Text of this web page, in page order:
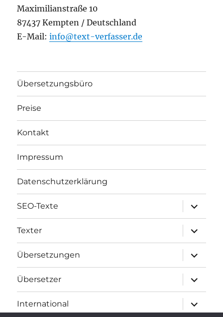
Maximilianstraße 10
87437 Kempten / Deutschland
E-Mail:info@text-verfasser.de
Übersetzungsbüro
Preise
Kontakt
Impressum
Datenschutzerklärung
SEO-Texte
öffnen
Texter
öffnen
Übersetzungen
öffnen
Übersetzer
öffnen
International
öffnen